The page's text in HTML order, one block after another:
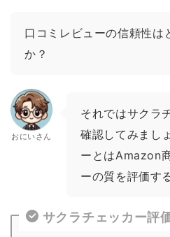
口コミレビューの信頼性は
か？
おにいさん
それではサクラ
確認してみまし
ーとはAmazon
ーの質を評価す
サクラチェッカー評